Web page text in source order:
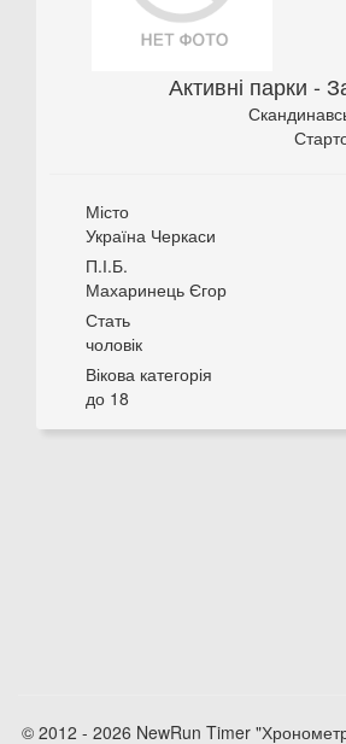
Активні парки -
Місто
Україна Черкаси
П.І.Б.
Махаринець Єгор
Стать
чоловік
Вікова категорія
до 18
© 2012 - 2026 NewRun Timer